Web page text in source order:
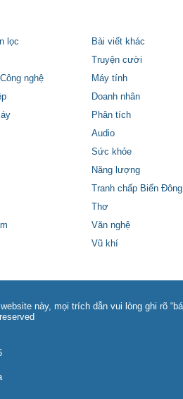
lọc Bài viết khác
Truyện cười
nghệ Máy tính
Doanh nhân
Phân tích
Audio
Sức khỏe
Năng lượng
Tranh chấp Biển Đông
Thơ
Văn nghệ
Vũ khí
này, mọi trích dẫn vui lòng ghi rõ